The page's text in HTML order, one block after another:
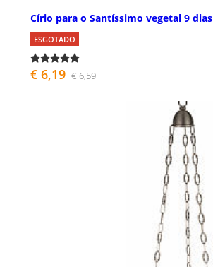
Círio para o Santíssimo vegetal 9 dias
ESGOTADO
€ 6,19 € 6,59